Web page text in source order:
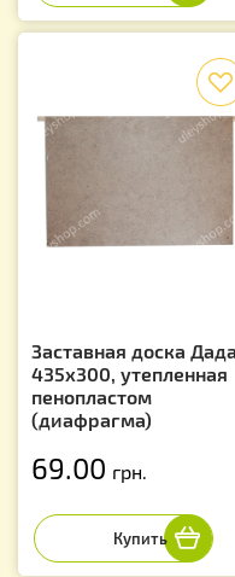
Заставная доска
435х300, утепленная
пенопластом
(диафрагма)
69.00 грн.